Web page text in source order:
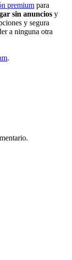
premium para
sin anuncios y
y segura
a ninguna otra
.